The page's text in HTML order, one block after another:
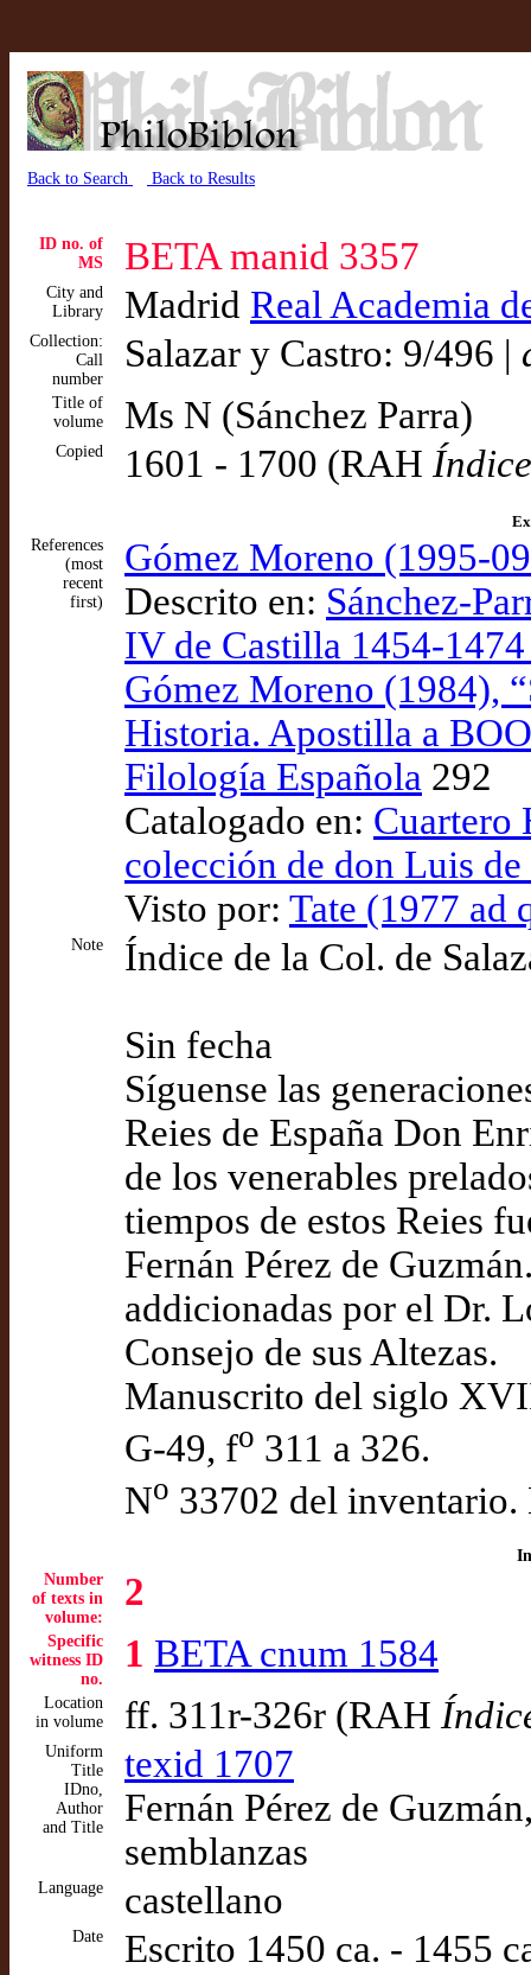
Back to Search Back to Results
ID no. of
MS
BETA manid 3357
City and
Library
Madrid Real Academia
Collection:
Call
number
Salazar y Castro: 9/496 |
Title of
volume
Ms N (Sánchez Parra)
Copied 1601 - 1700 (RAH Índice
References
(most
recent
first)
Gómez Moreno (1995-
Descrito en: Sánchez-
IV de Castilla 1454-
Gómez Moreno (1984),
Historia. Apostilla a
Filología Española 292
Catalogado en: Cuartero
colección de don Luis
Visto por: Tate (1977 ad
Note Índice de la Col. de
Sin fecha
Síguense las
Reies de España Don
de los venerables
tiempos de estos Reies
Fernán Pérez de
addicionadas por el Dr.
Consejo de sus Altezas.
Manuscrito del siglo
G-49, fo 311 a 326.
No 33702 del
Number
of texts in
volume:
2
Specific
witness ID
no.
1 BETA cnum 1584
Location
in volume
ff. 311r-326r (RAH
Uniform
Title
IDno,
Author
and Title
texid 1707
Fernán Pérez de
semblanzas
Language castellano
Date Escrito 1450 ca. - 1455